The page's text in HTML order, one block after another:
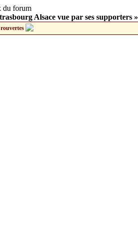
Alsace vue par ses supporters »